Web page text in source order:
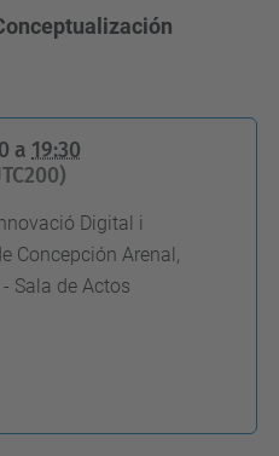
a 19:30
Digital i
Concepción Arenal,
Sala de Actos